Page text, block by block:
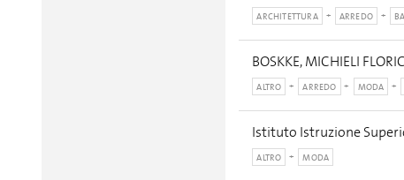
ARCHITETTURA ARREDO
BOSKKE, MICHIELI
ALTRO ARREDO MODA
Istituto Istruzione
ALTRO MODA